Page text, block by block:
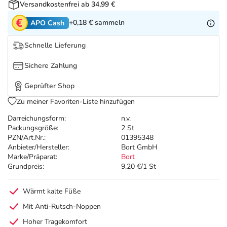
Tierapotheke
Vitamine & Mineralstoffe
Marken
Salus Deals
Darreichungsform:
n.v.
Packungsgröße:
2 St
PZN/Art.Nr.:
01395348
Anbieter/Hersteller:
Bort GmbH
Marke/Präparat:
Bort
Grundpreis:
9,20 €/1 St
Versandkostenfrei ab 34,99 €
APO Cash +0,18 € sammeln
Schnelle Lieferung
Sichere Zahlung
Geprüfter Shop
Zu meiner Favoriten-Liste hinzufügen
Wärmt kalte Füße
Mit Anti-Rutsch-Noppen
Hoher Tragekomfort